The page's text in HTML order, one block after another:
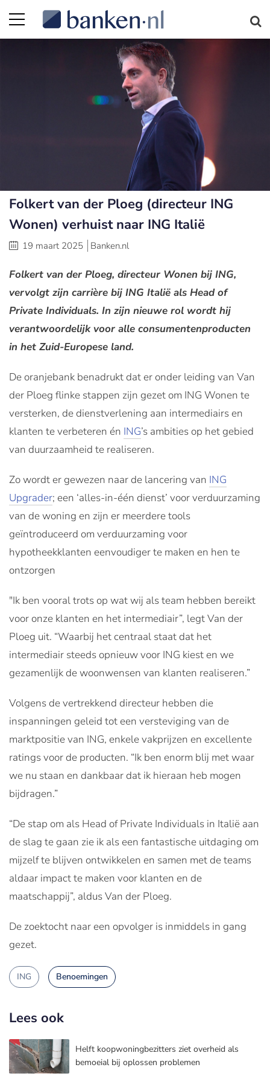
Folkert van der Ploeg (directeur ING
Wonen) verhuist naar ING Italië
19 maart 2025 Banken.nl
Folkert van der Ploeg, directeur Wonen bij ING,
vervolgt zijn carrière bij ING Italië als Head of
Private Individuals. In zijn nieuwe rol wordt hij
verantwoordelijk voor alle consumentenproducten
in het Zuid-Europese land.
De oranjebank benadrukt dat er onder leiding van Van
der Ploeg flinke stappen zijn gezet om ING Wonen te
versterken, de dienstverlening aan intermediairs en
klanten te verbeteren én ING’s ambities op het gebied
van duurzaamheid te realiseren.
Zo wordt er gewezen naar de lancering van ING
Upgrader; een ‘alles-in-één dienst’ voor verduurzaming
van de woning en zijn er meerdere tools
geïntroduceerd om verduurzaming voor
hypotheekklanten eenvoudiger te maken en hen te
ontzorgen
"Ik ben vooral trots op wat wij als team hebben bereikt
voor onze klanten en het intermediair”, legt Van der
Ploeg uit. “Waarbij het centraal staat dat het
intermediair steeds opnieuw voor ING kiest en we
gezamenlijk de woonwensen van klanten realiseren.”
Volgens de vertrekkend directeur hebben die
inspanningen geleid tot een versteviging van de
marktpositie van ING, enkele vakprijzen en excellente
ratings voor de producten. “Ik ben enorm blij met waar
we nu staan en dankbaar dat ik hieraan heb mogen
bijdragen.”
“De stap om als Head of Private Individuals in Italië aan
de slag te gaan zie ik als een fantastische uitdaging om
mijzelf te blijven ontwikkelen en samen met de teams
aldaar impact te maken voor klanten en de
maatschappij”, aldus Van der Ploeg.
De zoektocht naar een opvolger is inmiddels in gang
gezet.
ING Benoemingen
Lees ook
Helft koopwoningbezitters ziet overheid als
bemoeial bij oplossen problemen